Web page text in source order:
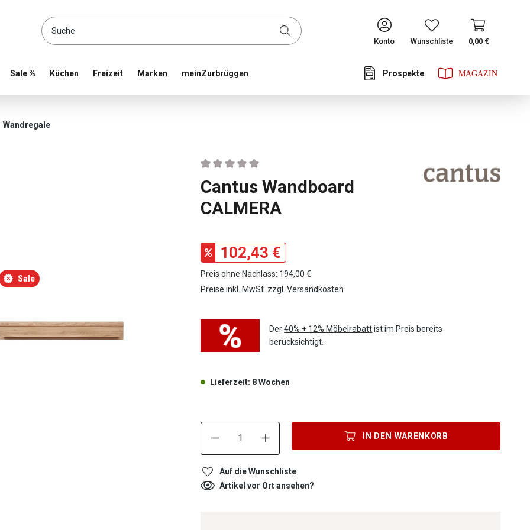
and shop online CONTINUE
Konto
Wunschliste 0,00 €
Sale % Küchen Freizeit Prospekte
Marken meinZurbrüggen
Wandregale
Sale
Durchschnittliche Bewertung von 0 von 5 Sternen
Cantus Wandboard
CALMERA
102,43 €
Preis ohne Nachlass: 194,00 €
Preise inkl. MwSt. zzgl. Versandkosten
Der40% + 12% Möbelrabattist im Preis bereits
berücksichtigt.
Lieferzeit: 8 Wochen
Produkt Anzahl: Gib den gewünschten Wert ein oder benutze die
IN DEN WARENKORB
Auf die Wunschliste
Artikel vor Ort ansehen?